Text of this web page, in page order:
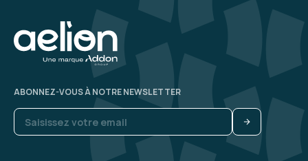
ABONNEZ-VOUS À NOTRE NEWSLETTER